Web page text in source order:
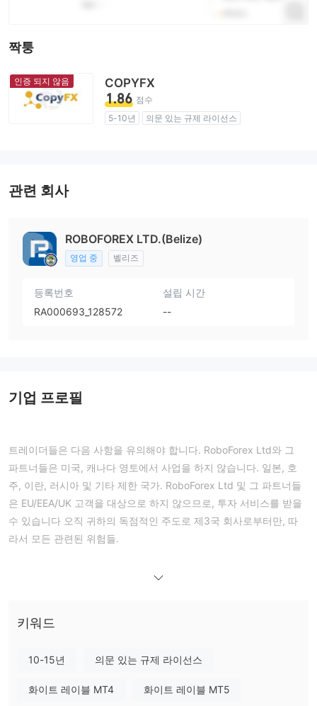
짝퉁
인증 되지 않음 COPYFX
1.86 점수
5-10년
의문 있는 규제 라이선스
관련 회사
ROBOFOREX LTD.(Belize)
영업 중 벨리즈
등록번호
RA000693_128572
설립 시간
--
기업 프로필
트레이더들은 다음 사항을 유의해야 합니다. RoboForex Ltd와 그
파트너들은 미국, 캐나다 영토에서 사업을 하지 않습니다. 일본, 호
주, 이란, 러시아 및 기타 제한 국가. RoboForex Ltd 및 그 파트너들
은 EU/EEA/UK 고객을 대상으로 하지 않으므로, 투자 서비스를 받을
수 있습니다 오직 귀하의 독점적인 주도로 제3국 회사로부터만, 따
라서 모든 관련된 위험들.
고 있으며, 이후 FSCL의 회원이 되었고, 네거티브 밸런스 보장 서비
로보포렉스는 주식, 지수, ETF, 소프트 상품, 에너지, 금속 및 통화를
래할 수 있습니다.
키워드
10-15년 의문 있는 규제 라이선스
화이트 레이블 MT4 화이트 레이블 MT5